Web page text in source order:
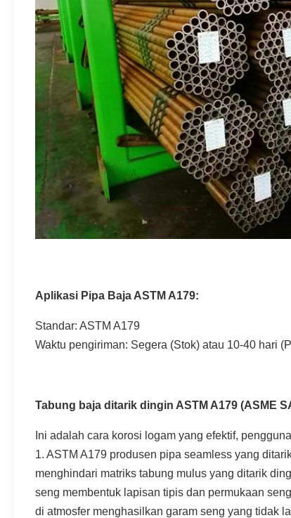
Aplikasi Pipa Baja ASTM A179:
Standar: ASTM A179
Waktu pengiriman: Segera (Stok) atau 10-40 hari
Tabung baja ditarik dingin ASTM A179 (ASME
Ini adalah cara korosi logam yang efektif,
1. ASTM A179 produsen pipa seamless yang
menghindari matriks tabung mulus yang ditarik
seng membentuk lapisan tipis dan permukaan
di atmosfer menghasilkan garam seng yang tidak